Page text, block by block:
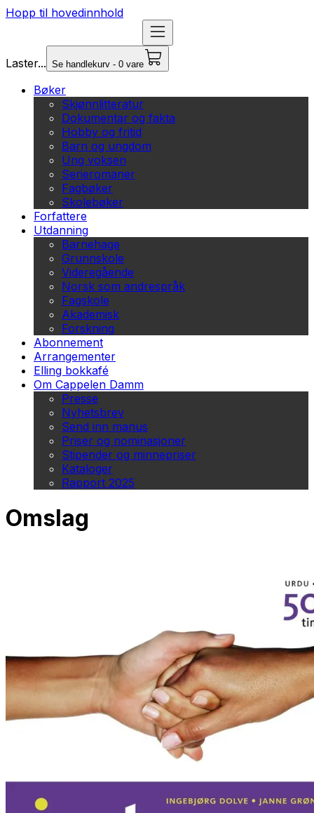
Hopp til hovedinnhold
Laster... Se handlekurv - 0 vare
Bøker
Skjønnlitteratur
Dokumentar og fakta
Hobby og fritid
Barn og ungdom
Ung voksen
Serieromaner
Fagbøker
Skolebøker
Forfattere
Utdanning
Barnehage
Grunnskole
Videregående
Norsk som andrespråk
Fagskole
Akademisk
Forskning
Abonnement
Arrangementer
Elling bokkafé
Om Cappelen Damm
Presse
Nyhetsbrev
Send inn manus
Priser og nominasjoner
Stipender og minnepriser
Kataloger
Rapport 2025
Omslag